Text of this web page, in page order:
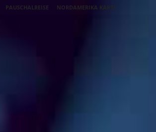
PAUSCHALREISE NORDAMERIKA KARTE